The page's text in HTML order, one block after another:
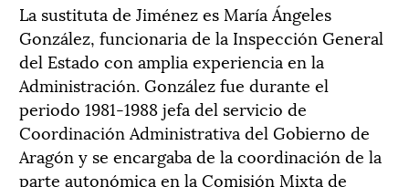
La sustituta de Jiménez es María Ángeles
González, funcionaria de la Inspección General
del Estado con amplia experiencia en la
Administración. González fue durante el
periodo 1981-1988 jefa del servicio de
Coordinación Administrativa del Gobierno de
Aragón y se encargaba de la coordinación de la
parte autonómica en la Comisión Mixta de